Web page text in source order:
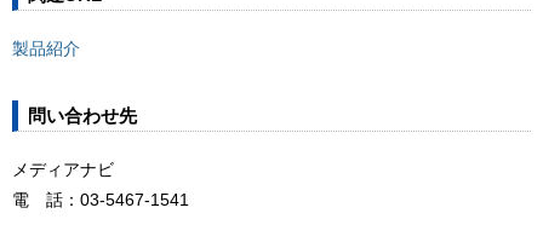
製品紹介
問い合わせ先
メディアナビ
電 話：03-5467-1541